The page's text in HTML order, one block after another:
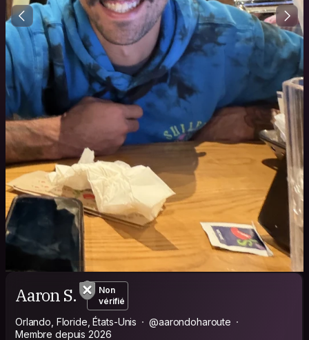
Aaron S.
Non
vérifié
Orlando, Floride, États-Unis
@aarondoharoute
Membre depuis 2026